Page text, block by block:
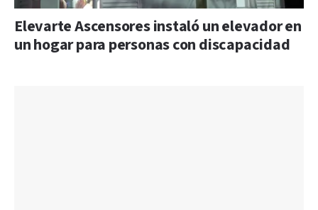
Elevarte Ascensores instaló un elevador en
un hogar para personas con discapacidad